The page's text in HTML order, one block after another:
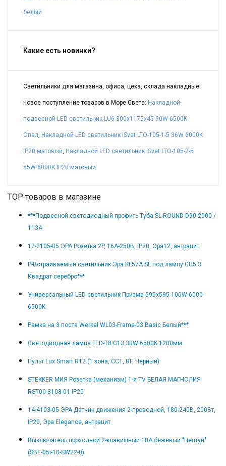
белый
Какие есть новинки?
Светильники для магазина, офиса, цеха, склада накладные
новое поступление товаров в Море Света: Накладной-
подвесной LED светильник LU6 300х1175х45 90W 6500K
Опал, Накладной LED светильник iSvet LTO-105-1-5 36W 6000K
IP20 матовый, Накладной LED светильник iSvet LTO-105-2-5
55W 6000K IP20 матовый
TOP товаров в магазине
***Подвесной светодиодный профить Туба SL-ROUND-D90-2000 /
1134
12-2105-05 ЭРА Розетка 2P, 16A-250В, IP20, Эра12, антрацит
Р-Встраиваемый светильник Эра KL57A SL под лампу GU5.3
Квадрат серебро***
Универсальный LED светильник Призма 595x595 100W 6000-
6500K
Рамка на 3 поста Werkel WL03-Frame-03 Basic Белый***
Светодиодная лампа LED-T8 G13 30W 6500K 1200мм
Пульт Lux Smart RT2 (1 зона, ССТ, RF, Черный)
STEKKER МИЯ Розетка (механизм) 1-я TV БЕЛАЯ МАГНОЛИЯ
RST00-3108-01 IP20
14-4103-05 ЭРА Датчик движения 2-проводной, 180-240В, 200Вт,
IP20, Эра Elegance, антрацит
Выключатель проходной 2-клавишный 10А бежевый "Нептун"
(SBE-05i-10-SW22-0)